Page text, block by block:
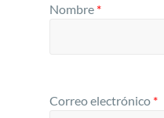
Nombre *
Correo electrónico *